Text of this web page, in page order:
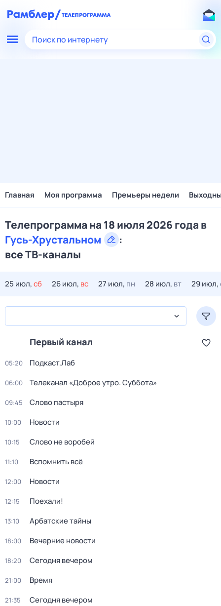
Поиск по интернету
Главная Моя программа Премьеры недели
Телепрограмма на 18 июля 2026 года в
Гусь-Хрустальном
:
все ТВ-каналы
25 июл,сб 26 июл, вс 27 июл, пн 28 июл, вт 29 июл,
Первый канал
05:20 Подкаст.Лаб
06:00 Телеканал «Доброе утро. Суббота»
09:45 Слово пастыря
10:00 Новости
10:15 Слово не воробей
11:10 Вспомнить всё
12:00 Новости
12:15 Поехали!
13:10 Арбатские тайны
18:00 Вечерние новости
18:20 Сегодня вечером
21:00 Время
21:35 Сегодня вечером